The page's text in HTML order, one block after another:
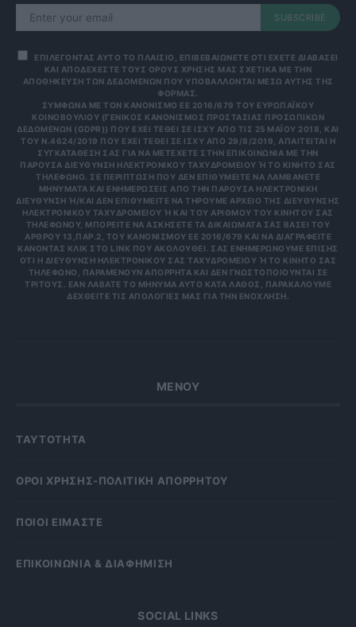
SUBSCRIBE
ΕΠΙΛΕΓΟΝΤΑΣ ΑΥΤΟ ΤΟ ΠΛΑΙΣΙΟ, ΕΠΙΒΕΒΑΙΩΝΕΤΕ ΟΤΙ ΕΧΕΤΕ ΔΙΑΒΑΣΕΙ
ΚΑΙ ΑΠΟΔΕΧΕΣΤΕ ΤΟΥΣ ΟΡΟΥΣ ΧΡΗΣΗΣ ΜΑΣ ΣΧΕΤΙΚΑ ΜΕ ΤΗΝ
ΑΠΟΘΗΚΕΥΣΗ ΤΩΝ ΔΕΔΟΜΕΝΩΝ ΠΟΥ ΥΠΟΒΑΛΛΟΝΤΑΙ ΜΕΣΩ ΑΥΤΗΣ ΤΗΣ
ΦΟΡΜΑΣ.
ΣΎΜΦΩΝΑ ΜΕ ΤΟΝ ΚΑΝΟΝΙΣΜΌ ΕΕ 2016/679 ΤΟΥ ΕΥΡΩΠΑΪΚΟΎ
ΚΟΙΝΟΒΟΥΛΊΟΥ {ΓΕΝΙΚΌΣ ΚΑΝΟΝΙΣΜΌΣ ΠΡΟΣΤΑΣΊΑΣ ΠΡΟΣΩΠΙΚΏΝ
ΔΕΔΟΜΈΝΩΝ (GDPR)} ΠΟΥ ΈΧΕΙ ΤΕΘΕΊ ΣΕ ΙΣΧΎ ΑΠΌ ΤΙΣ 25 ΜΑΪ́ΟΥ 2018, ΚΑΙ
ΤΟΥ Ν.4624/2019 ΠΟΥ ΈΧΕΙ ΤΕΘΕΊ ΣΕ ΙΣΧΎ ΑΠΌ 29/8/2019, ΑΠΑΙΤΕΊΤΑΙ Η
ΣΥΓΚΑΤΆΘΕΣΉ ΣΑΣ ΓΙΑ ΝΑ ΜΕΤΈΧΕΤΕ ΣΤΗΝ ΕΠΙΚΟΙΝΩΝΊΑ ΜΕ ΤΗΝ
ΠΑΡΟΎΣΑ ΔΙΕΎΘΥΝΣΗ ΗΛΕΚΤΡΟΝΙΚΟΎ ΤΑΧΥΔΡΟΜΕΊΟΥ Ή ΤΟ ΚΙΝΗΤΌ ΣΑΣ Τ
ΗΛΈΦΩΝΟ. ΣΕ ΠΕΡΊΠΤΩΣΗ ΠΟΥ ΔΕΝ ΕΠΙΘΥΜΕΊΤΕ ΝΑ ΛΑΜΒΆΝΕΤΕ Μ
ΗΝΎΜΑΤΑ ΚΑΙ ΕΝΗΜΕΡΏΣΕΙΣ ΑΠΌ ΤΗΝ ΠΑΡΟΎΣΑ ΗΛΕΚΤΡΟΝΙΚΉ Δ
ΙΕΎΘΥΝΣΗ Ή/ΚΑΙ ΔΕΝ ΕΠΙΘΥΜΕΊΤΕ ΝΑ ΤΗΡΟΎΜΕ ΑΡΧΕΊΟ ΤΗΣ ΔΙΕΎΘΥΝΣΗΣ ΗΛ
ΕΚΤΡΟΝΙΚΟΎ ΤΑΧΥΔΡΟΜΕΊΟΥ Ή ΚΑΙ ΤΟΥ ΑΡΙΘΜΟΎ ΤΟΥ ΚΙΝΗΤΟΎ ΣΑΣ ΤΗΛ
ΕΦΏΝΟΥ, ΜΠΟΡΕΊΤΕ ΝΑ ΑΣΚΉΣΕΤΕ ΤΑ ΔΙΚΑΙΏΜΑΤΆ ΣΑΣ ΒΆΣΕΙ ΤΟΥ ΆΡΘ
ΡΟΥ 13,ΠΑΡ.2, ΤΟΥ ΚΑΝΟΝΙΣΜΟΎ ΕΕ 2016/679 ΚΑΙ ΝΑ ΔΙΑΓΡΑΦΕΊΤΕ ΚΆΝ
ΟΝΤΑΣ ΚΛΙΚ ΣΤΟ LINK ΠΟΥ ΑΚΟΛΟΥΘΕΊ. ΣΑΣ ΕΝΗΜΕΡΏΝΟΥΜΕ ΕΠΊΣΗΣ ΌΤΙ
Η ΔΙΕΎΘΥΝΣΗ ΗΛΕΚΤΡΟΝΙΚΟΎ ΣΑΣ ΤΑΧΥΔΡΟΜΕΊΟΥ Ή ΤΟ ΚΙΝΗΤΌ ΣΑΣ ΤΗΛΈ
ΦΩΝΟ, ΠΑΡΑΜΈΝΟΥΝ ΑΠΌΡΡΗΤΑ ΚΑΙ ΔΕΝ ΓΝΩΣΤΟΠΟΙΟΎΝΤΑΙ ΣΕ ΤΡΊΤ
ΟΥΣ. ΕΆΝ ΛΆΒΑΤΕ ΤΟ ΜΉΝΥΜΑ ΑΥΤΌ ΚΑΤΆ ΛΆΘΟΣ, ΠΑΡΑΚΑΛΟΎΜΕ ΔΕΧΘ
ΕΊΤΕ ΤΙΣ ΑΠΟΛΟΓΊΕΣ ΜΑΣ ΓΙΑ ΤΗΝ ΕΝΌΧΛΗΣΗ.
ΜΕΝΟΥ
ΤΑΥΤΟΤΗΤΑ
OΡΟΙ ΧΡΗΣΗΣ-ΠΟΛΙΤΙΚΗ ΑΠΟΡΡΗΤΟΥ
ΠΟΙΟΙ ΕΙΜΑΣΤΕ
ΕΠΙΚΟΙΝΩΝΙΑ & ΔΙΑΦΗΜΙΣΗ
SOCIAL LINKS